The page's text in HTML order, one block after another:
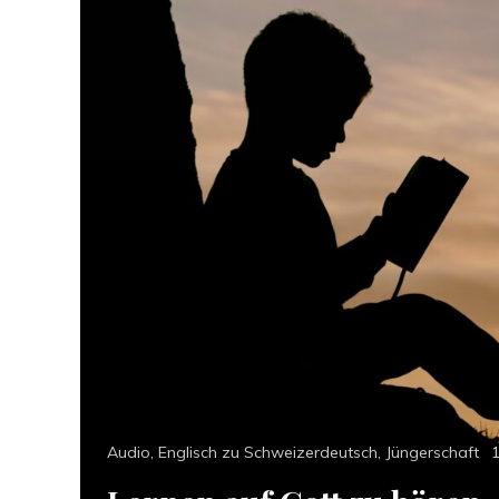
Categories
Audio,Englisch zu Schweizerdeutsch, Jüngerschaft